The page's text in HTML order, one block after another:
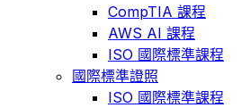
CompTIA 課程
AWS AI 課程
ISO 國際標準課程
國際標準證照
ISO 國際標準課程